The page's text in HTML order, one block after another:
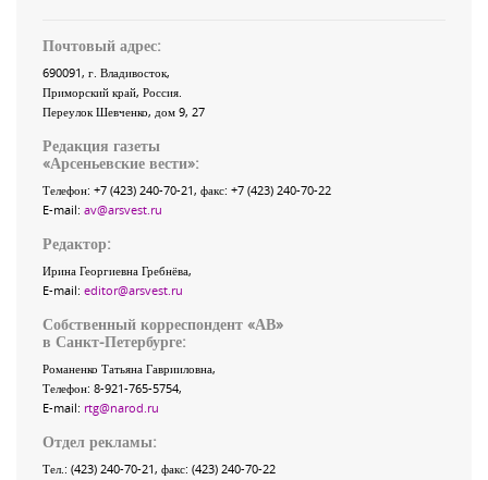
Почтовый адрес:
690091, г. Владивосток,
Приморский край, Россия
Переулок Шевченко, дом 9, 27
Редакция газеты
«Арсеньевские вести»:
Телефон: +7 (423) 240-70-21, факс: +7 (423) 240-70-22
E-mail: av@arsvest.ru
Редактор:
Ирина Георгиевна Гребнёва,
E-mail: editor@arsvest.ru
Собственный корреспондент «АВ»
в Санкт-Петербурге:
Романенко Татьяна Гаврииловна,
Телефон: 8-921-765-5754,
E-mail: rtg@narod.ru
Отдел рекламы:
Тел.: (423) 240-70-21, факс: (423) 240-70-22